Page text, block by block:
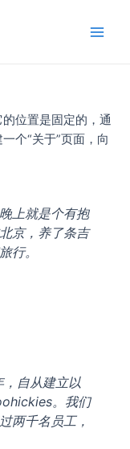
位置是固定的，通
个“关于”页面，向
上就是个有抱
京，养了条吉
行。
自从建立以
。我们
两千名员工，